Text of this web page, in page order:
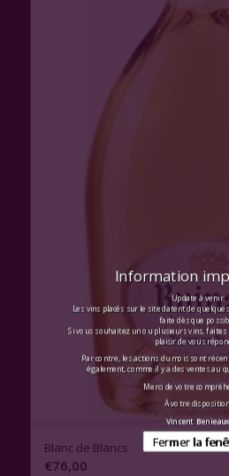
Blanc de Blancs
€76,00
Information
Update à venir.
Les vins placés sur le site datent de
faite dès que
Si vous souhaitez un ou plusieurs vins, faites
plaisir de vous
Par contre, les actions du mois sont
également, comme il y a des ventes au
Merci de votre
À votre
Vincent Benieaux
Fermer la